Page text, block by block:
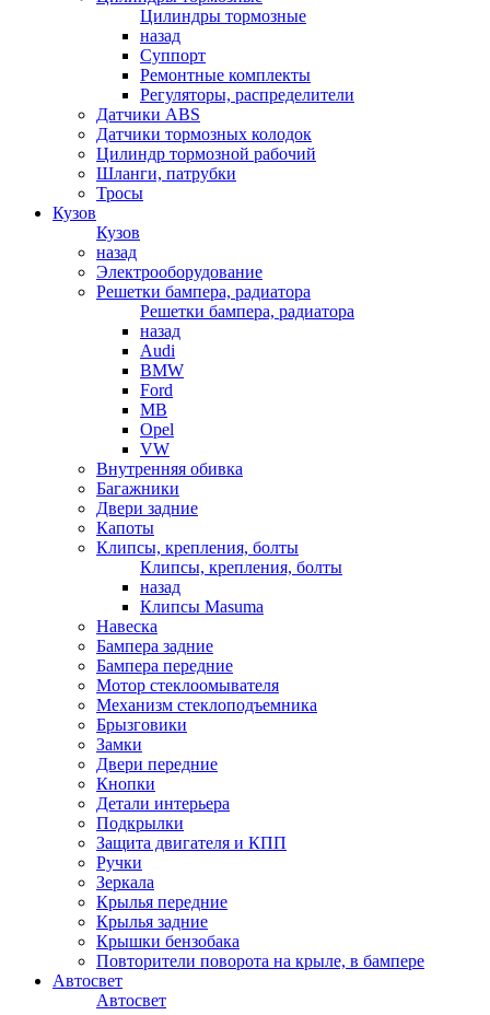
Цилиндры тормозные
назад
Суппорт
Ремонтные комплекты
Регуляторы, распределители
Датчики ABS
Датчики тормозных колодок
Цилиндр тормозной рабочий
Шланги, патрубки
Тросы
Кузов
Кузов
назад
Электрооборудование
Решетки бампера, радиатора
Решетки бампера, радиатора
назад
Audi
BMW
Ford
MB
Opel
VW
Внутренняя обивка
Багажники
Двери задние
Капоты
Клипсы, крепления, болты
Клипсы, крепления, болты
назад
Клипсы Masuma
Навеска
Бампера задние
Бампера передние
Мотор стеклоомывателя
Механизм стеклоподъемника
Брызговики
Замки
Двери передние
Кнопки
Детали интерьера
Подкрылки
Защита двигателя и КПП
Ручки
Зеркала
Крылья передние
Крылья задние
Крышки бензобака
Повторители поворота на крыле, в бампере
Автосвет
Автосвет